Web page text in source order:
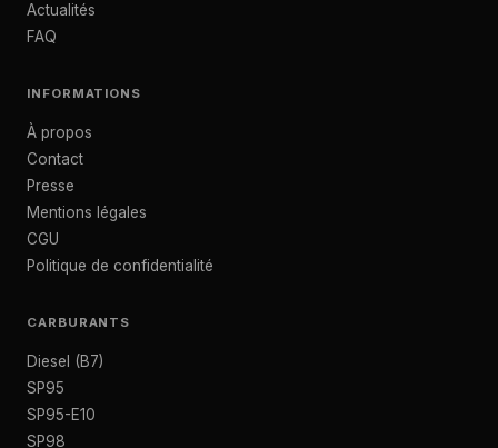
Actualités
FAQ
INFORMATIONS
À propos
Contact
Presse
Mentions légales
CGU
Politique de confidentialité
CARBURANTS
Diesel (B7)
SP95
SP95-E10
SP98